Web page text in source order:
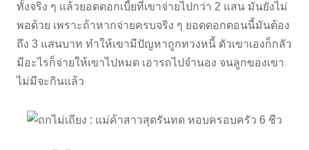
ทั้งจริง ๆ แล้วยอดดอกเบี้ยที่เขาจ่ายไปกว่า 2 แสน มันยังไม่
พอด้วย เพราะถ้าหากจ่ายครบจริง ๆ ยอดดอกตอนนี้มันต้อง
ถึง 3 แสนบาท ทำให้เขามีปัญหาถูกทวงหนี้ ตัวเขาเองก็กลัว
มีอะไรก็จ่ายให้เขาไปหมด เอารถไปจำนอง จนลูกของเขา
ไม่มีจะกินแล้ว